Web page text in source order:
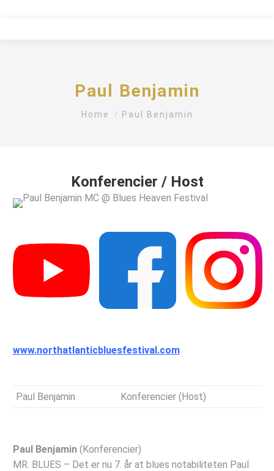
Paul Benjamin
You are here:
Home Paul Benjamin
Konferencier / Host
www.northatlanticbluesfestival.com
Paul Benjamin Konferencier (Host)
Paul Benjamin (Konferencier)
MR. BLUES – Det er nu 7. år at blues notabiliteten Paul